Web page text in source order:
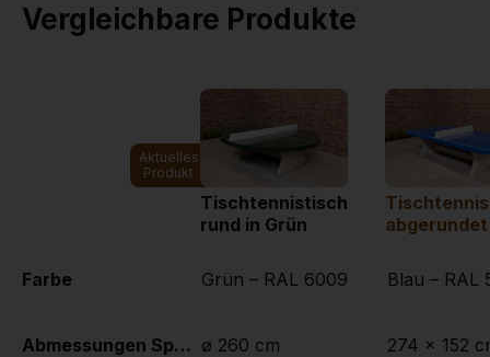
Vergleichbare Produkte
Aktuelles
Produkt
Tischtennistisch
rund in Grün
abgerundet
Farbe
Abmessungen Spielplatte (L x B)
Grün – RAL 6009
ø 260 cm
Blau – RAL
274 x 152